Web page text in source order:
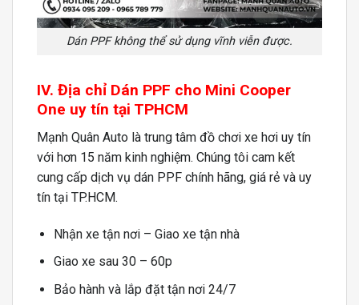
Dán PPF không thể sử dụng vĩnh viễn được.
IV. Địa chỉ Dán PPF cho Mini Cooper
One uy tín tại TPHCM
Mạnh Quân Auto là trung tâm đồ chơi xe hơi uy tín
với hơn 15 năm kinh nghiệm. Chúng tôi cam kết
cung cấp dịch vụ dán PPF chính hãng, giá rẻ và uy
tín tại TP.HCM.
Nhận xe tận nơi – Giao xe tận nhà
Giao xe sau 30 – 60p
Bảo hành và lắp đặt tận nơi 24/7